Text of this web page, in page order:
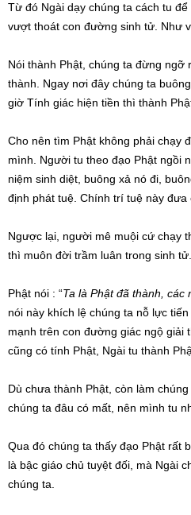
Từ đó Ngài dạy chúng ta cách tu
vượt thoát con đường sinh tử. Như
Nói thành Phật, chúng ta đừng ngỡ
thành. Ngay nơi đây chúng ta
giờ Tính giác hiện tiền thì thành
Cho nên tìm Phật không phải chạy
mình. Người tu theo đạo Phật ngồi
niệm sinh diệt, buông xả nó đi,
định phát tuệ. Chính trí tuệ này đưa
Ngược lại, người mê muội cứ chạy
thì muôn đời trầm luân trong sinh tử.
Phật nói : “Ta là Phật đã thành, các
nói này khích lệ chúng ta nỗ lực
mạnh trên con đường giác ngộ giải
cũng có tính Phật, Ngài tu thành
Dù chưa thành Phật, còn làm
chúng ta đâu có mất, nên mình tu
Qua đó chúng ta thấy đạo Phật rất
là bậc giáo chủ tuyệt đối, mà Ngài
chúng ta.